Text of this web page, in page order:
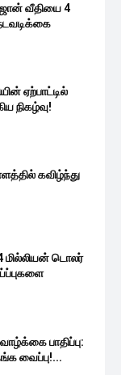
வீதியை 4
ஏற்பாட்டில்
நிகழ்வு!
கவிழ்ந்து
மில்லியன் டொலர்
பாதிப்பு:
வைப்பு!...